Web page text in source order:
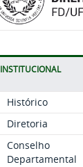
INSTITUCIONAL
Histórico
Diretoria
Conselho
Departamental